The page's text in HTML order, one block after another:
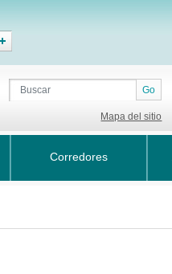
Go
Mapa del sitio
Corredores